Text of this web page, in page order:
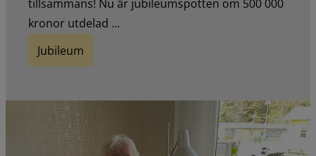
tillsammans! Nu är jubileumspotten om 500 000
kronor utdelad ...
Jubileum